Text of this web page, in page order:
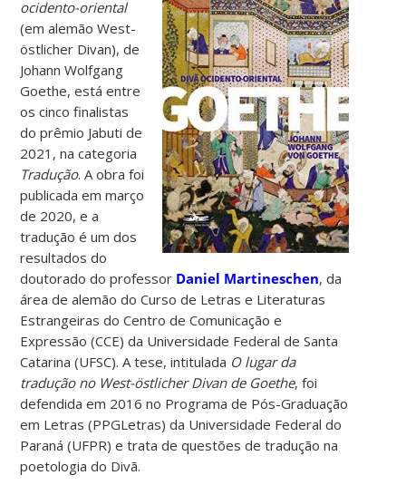
ocidento-oriental
(em alemão West-
östlicher Divan), de
Johann Wolfgang
Goethe, está entre
os cinco finalistas
do prêmio Jabuti de
2021, na categoria
Tradução. A obra foi
publicada em março
de 2020, e a
tradução é um dos
resultados do
doutorado do professor Daniel Martineschen, da
área de alemão do Curso de Letras e Literaturas
Estrangeiras do Centro de Comunicação e
Expressão (CCE) da Universidade Federal de Santa
Catarina (UFSC). A tese, intitulada O lugar da
tradução no West-östlicher Divan de Goethe, foi
defendida em 2016 no Programa de Pós-Graduação
em Letras (PPGLetras) da Universidade Federal do
Paraná (UFPR) e trata de questões de tradução na
poetologia do Divã.